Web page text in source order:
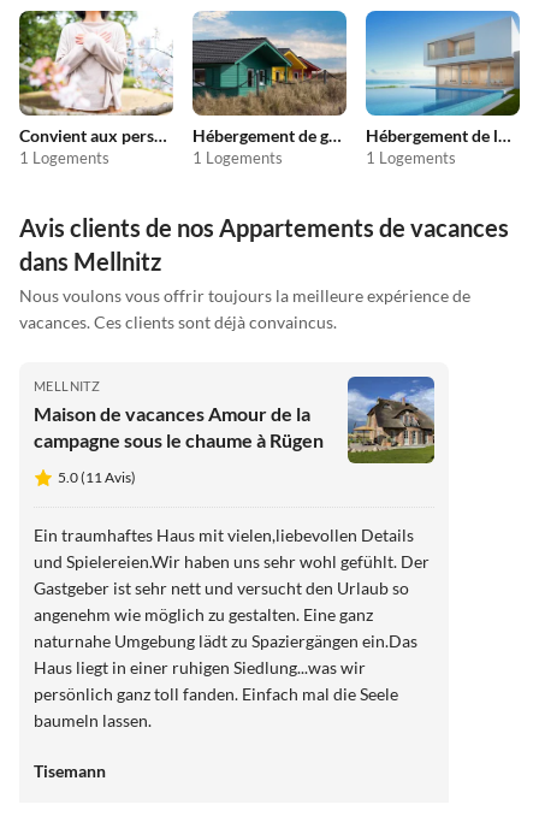
Convient aux personnes allergiques
1 Logements
Hébergement de groupe
1 Logements
Hébergement de luxe
1 Logements
Avis clients de nos Appartements de vacances
dans Mellnitz
Nous voulons vous offrir toujours la meilleure expérience de
vacances. Ces clients sont déjà convaincus.
MELLNITZ
Maison de vacances Amour de la
campagne sous le chaume à Rügen
5.0 (11 Avis)
Ein traumhaftes Haus mit vielen,liebevollen Details
und Spielereien.Wir haben uns sehr wohl gefühlt. Der
Gastgeber ist sehr nett und versucht den Urlaub so
angenehm wie möglich zu gestalten. Eine ganz
naturnahe Umgebung lädt zu Spaziergängen ein.Das
Haus liegt in einer ruhigen Siedlung...was wir
persönlich ganz toll fanden. Einfach mal die Seele
baumeln lassen.
Tisemann